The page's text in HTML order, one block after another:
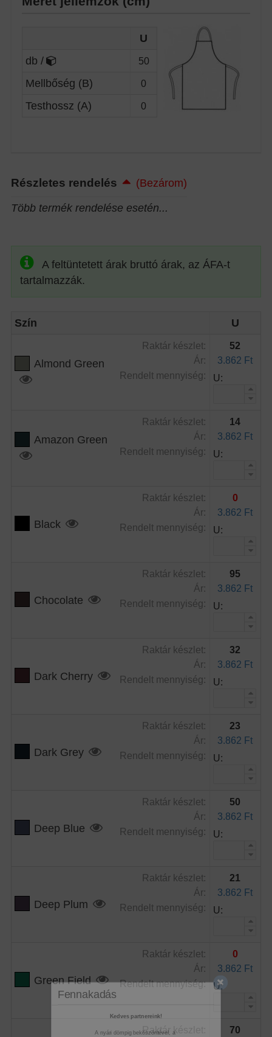
U
db /
50
Mellbőség (B) 0
Testhossz (A) 0
Részletes rendelés
(Bezárom)
Több termék rendelése esetén...
A feltüntetett árak bruttó árak, az ÁFA-t
tartalmazzák.
Szín U
Almond Green
Raktár készlet:
Ár:
Rendelt mennyiség:
52
3.862 Ft
U:
Amazon Green
Raktár készlet:
Ár:
Rendelt mennyiség:
14
3.862 Ft
U:
Black
Raktár készlet:
Ár:
Rendelt mennyiség:
0
3.862 Ft
U:
Chocolate
Raktár készlet:
Ár:
Rendelt mennyiség:
95
3.862 Ft
U:
Dark Cherry
Raktár készlet:
Ár:
Rendelt mennyiség:
32
3.862 Ft
U:
Dark Grey
Raktár készlet:
Ár:
Rendelt mennyiség:
23
3.862 Ft
U:
Deep Blue
Raktár készlet:
Ár:
Rendelt mennyiség:
50
3.862 Ft
U:
Deep Plum
Raktár készlet:
Ár:
Rendelt mennyiség:
21
3.862 Ft
U:
Green Field
Raktár készlet:
Ár:
Rendelt mennyiség:
0
3.862 Ft
U:
Raktár készlet:
70
Kedves partnereink!
A nyári dömpig beköszöntével, a
megnövekedett igények miatt